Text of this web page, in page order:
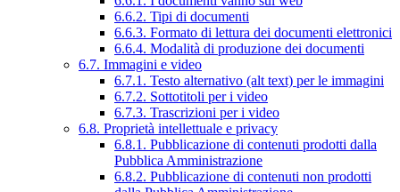
6.6.2. Tipi di documenti
6.6.3. Formato di lettura dei documenti elettronici
6.6.4. Modalità di produzione dei documenti
6.7. Immagini e video
6.7.1. Testo alternativo (alt text) per le immagini
6.7.2. Sottotitoli per i video
6.7.3. Trascrizioni per i video
6.8. Proprietà intellettuale e privacy
6.8.1. Pubblicazione di contenuti prodotti dalla
Pubblica Amministrazione
6.8.2. Pubblicazione di contenuti non prodotti